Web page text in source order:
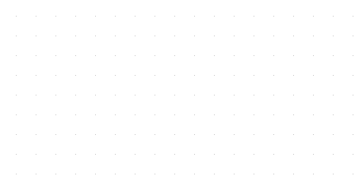
お問い合わせ keyboard_arrow_right
phone_in_talk 03-6260-9300
受付時間: 平日 9:00〜18:00